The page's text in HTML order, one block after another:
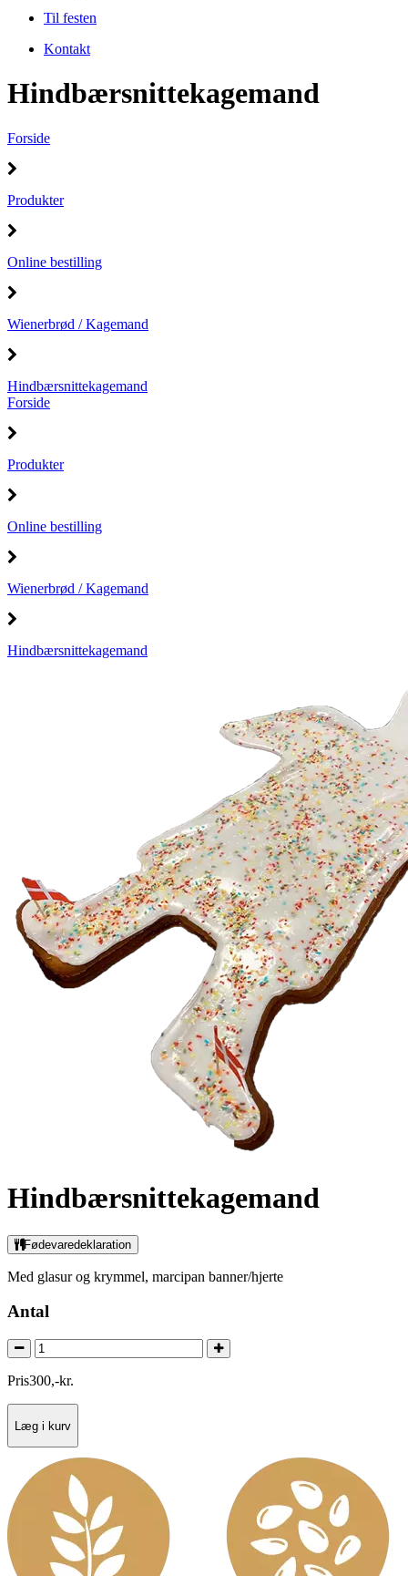
Til festen
Kontakt
Hindbærsnittekagemand
Forside
Produkter
Online bestilling
Wienerbrød / Kagemand
Hindbærsnittekagemand
Forside
Produkter
Online bestilling
Wienerbrød / Kagemand
Hindbærsnittekagemand
Hindbærsnittekagemand
Fødevaredeklaration
Med glasur og krymmel, marcipan banner/hjerte
Antal
Pris300,-kr.
Læg i kurv